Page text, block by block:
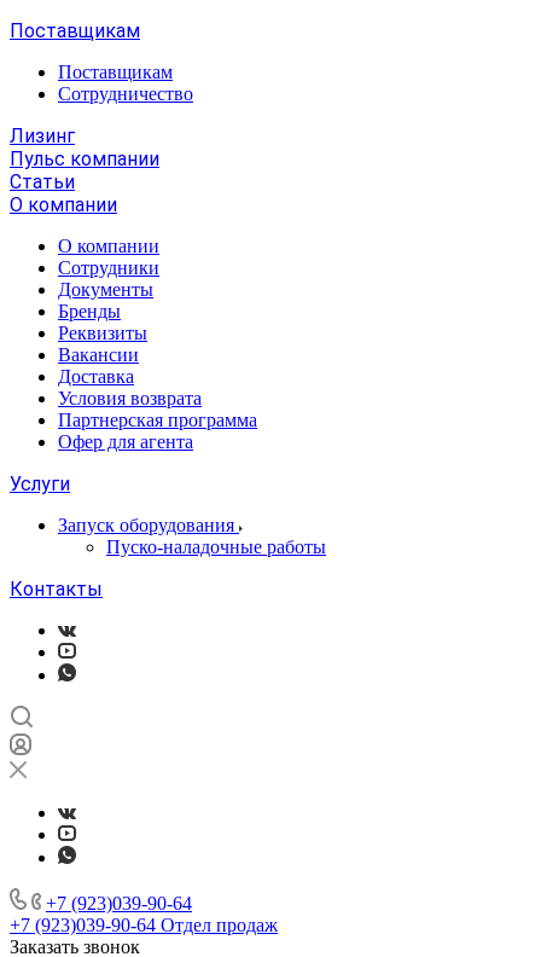
Поставщикам
Поставщикам
Сотрудничество
Лизинг
Пульс компании
Статьи
О компании
О компании
Сотрудники
Документы
Бренды
Реквизиты
Вакансии
Доставка
Условия возврата
Партнерская программа
Офер для агента
Услуги
Запуск оборудования
Пуско-наладочные работы
Контакты
+7 (923)039-90-64
+7 (923)039-90-64 Отдел продаж
Заказать звонок